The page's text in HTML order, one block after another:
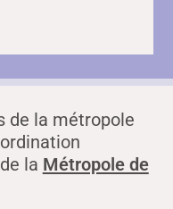
de la métropole
la Métropole de